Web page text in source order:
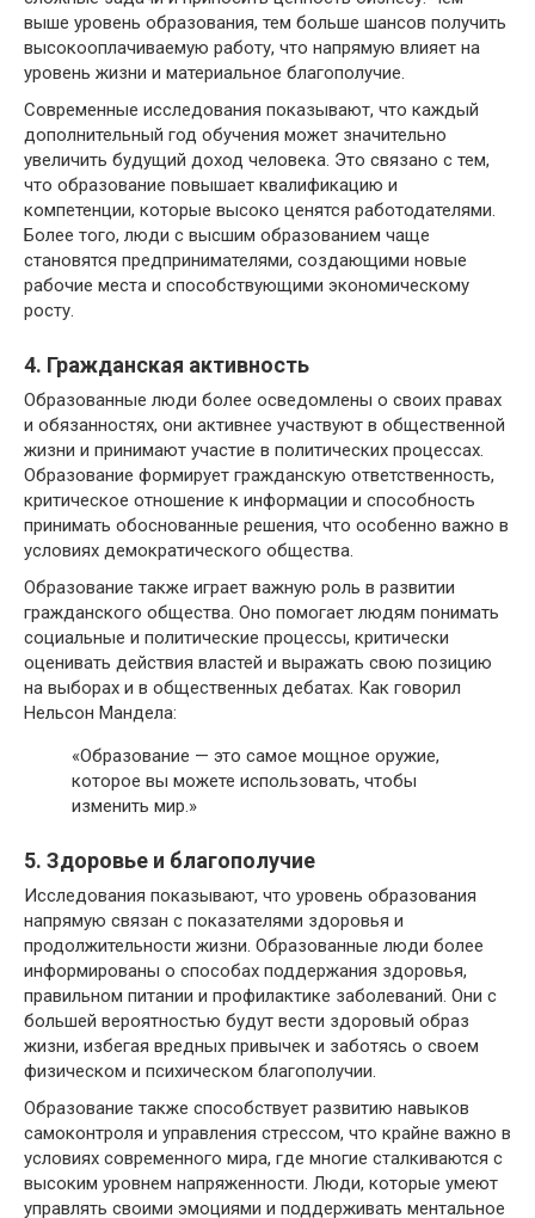
выше уровень образования, тем больше шансов получить
высокооплачиваемую работу, что напрямую влияет на
уровень жизни и материальное благополучие.
Современные исследования показывают, что каждый
дополнительный год обучения может значительно
увеличить будущий доход человека. Это связано с тем,
что образование повышает квалификацию и
компетенции, которые высоко ценятся работодателями.
Более того, люди с высшим образованием чаще
становятся предпринимателями, создающими новые
рабочие места и способствующими экономическому
росту.
4. Гражданская активность
Образованные люди более осведомлены о своих правах
и обязанностях, они активнее участвуют в общественной
жизни и принимают участие в политических процессах.
Образование формирует гражданскую ответственность,
критическое отношение к информации и способность
принимать обоснованные решения, что особенно важно в
условиях демократического общества.
Образование также играет важную роль в развитии
гражданского общества. Оно помогает людям понимать
социальные и политические процессы, критически
оценивать действия властей и выражать свою позицию
на выборах и в общественных дебатах. Как говорил
Нельсон Мандела:
«Образование — это самое мощное оружие,
которое вы можете использовать, чтобы
изменить мир.»
5. Здоровье и благополучие
Исследования показывают, что уровень образования
напрямую связан с показателями здоровья и
продолжительности жизни. Образованные люди более
информированы о способах поддержания здоровья,
правильном питании и профилактике заболеваний. Они с
большей вероятностью будут вести здоровый образ
жизни, избегая вредных привычек и заботясь о своем
физическом и психическом благополучии.
Образование также способствует развитию навыков
самоконтроля и управления стрессом, что крайне важно в
условиях современного мира, где многие сталкиваются с
высоким уровнем напряженности. Люди, которые умеют
управлять своими эмоциями и поддерживать ментальное